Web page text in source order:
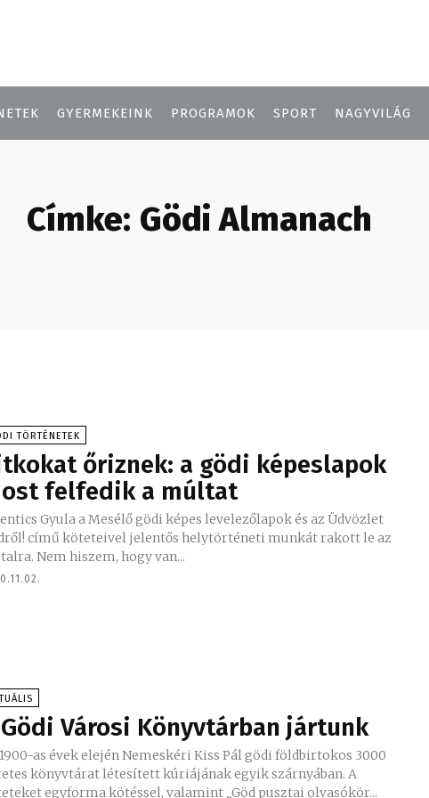
GYERMEKEINK PROGRAMOK SPORT NAGYVILÁG
Címke: Gödi Almanach
TÖRTÉNETEK
őriznek: a gödi képeslapok
felfedik a múltat
Gyula a Mesélő gödi képes levelezőlapok és az Üdvözlet
című köteteivel jelentős helytörténeti munkát rakott le az
Nem hiszem, hogy van...
Városi Könyvtárban jártunk
as évek elején Nemeskéri Kiss Pál gödi földbirtokos 3000
könyvtárat létesített kúriájának egyik szárnyában. A
egyforma kötéssel, valamint „Göd pusztai olvasókör...